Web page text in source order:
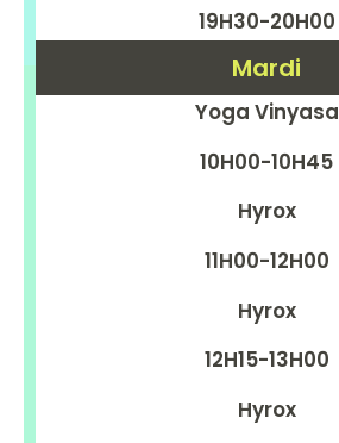
19H30-20H00
Mardi
Yoga Vinyasa
10H00-10H45
Hyrox
11H00-12H00
Hyrox
12H15-13H00
Hyrox